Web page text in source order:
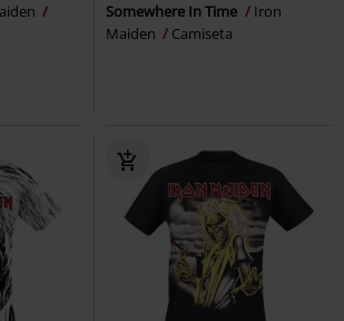
Somewhere In Time
Iron
Maiden
Camiseta